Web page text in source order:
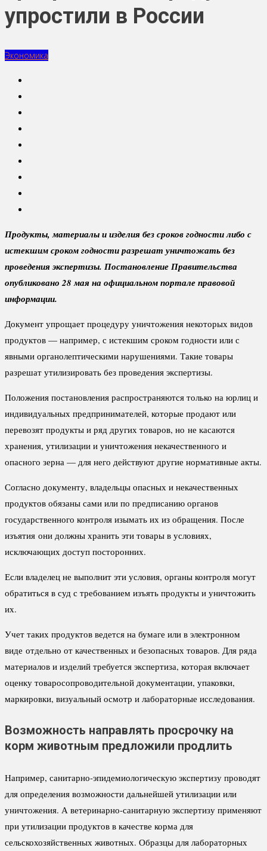
упростили в России
Экономика
Продукты, материалы и изделия без сроков годности либо с
истекшим сроком годности разрешат уничтожать без
проведения экспертизы. Постановление Правительства
опубликовано 28 мая на официальном портале правовой
информации.
Документ упрощает процедуру уничтожения некоторых видов
продуктов — например, с истекшим сроком годности или с
явными органолептическими нарушениями. Такие товары
разрешат утилизировать без проведения экспертизы.
Положения постановления распространяются только на юрлиц и
индивидуальных предпринимателей, которые продают или
перевозят продукты и ряд других товаров, но не касаются
хранения, утилизации и уничтожения некачественного и
опасного зерна — для него действуют другие нормативные акты.
Согласно документу, владельцы опасных и некачественных
продуктов обязаны сами или по предписанию органов
государственного контроля изымать их из обращения. После
изъятия они должны хранить эти товары в условиях,
исключающих доступ посторонних.
Если владелец не выполнит эти условия, органы контроля могут
обратиться в суд с требованием изъять продукты и уничтожить
их.
Учет таких продуктов ведется на бумаге или в электронном
виде отдельно от качественных и безопасных товаров. Для ряда
материалов и изделий требуется экспертиза, которая включает
оценку товаросопроводительной документации, упаковки,
маркировки, визуальный осмотр и лабораторные исследования.
Возможность направлять просрочку на
корм животным предложили продлить
Например, санитарно-эпидемиологическую экспертизу проводят
для определения возможности дальнейшей утилизации или
уничтожения. А ветеринарно-санитарную экспертизу применяют
при утилизации продуктов в качестве корма для
сельскохозяйственных животных. Образцы для лабораторных